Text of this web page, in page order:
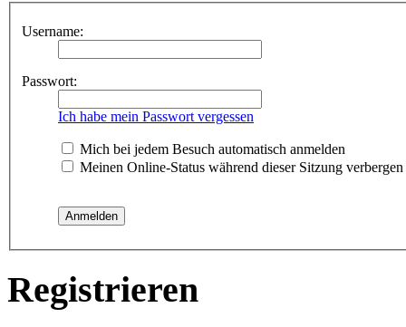
Username:
Passwort:
Ich habe mein Passwort vergessen
Mich bei jedem Besuch automatisch anmelden
Meinen Online-Status während dieser Sitzung verbergen
Registrieren